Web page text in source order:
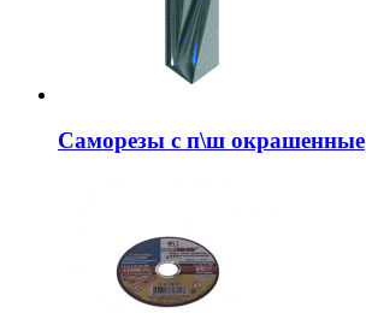
Саморезы с п\ш окрашенные